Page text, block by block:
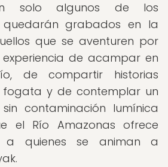
solo algunos de los
quedarán grabados en la
que se aventuren por
de acampar en
de compartir historias
y de contemplar un
contaminación lumínica
el Río Amazonas ofrece
a quienes se animan a